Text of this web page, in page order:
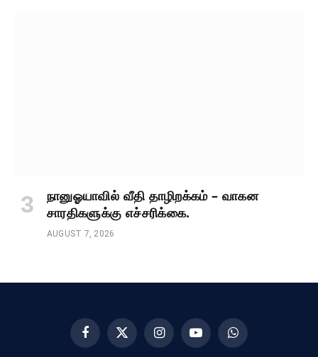
நானுஓயாவில் வீதி தாழிறக்கம் – வாகன
சாரதிகளுக்கு எச்சரிக்கை.
AUGUST 7, 2026
FacebookX
(Twitter)
InstagramYouTubeWhatsApp